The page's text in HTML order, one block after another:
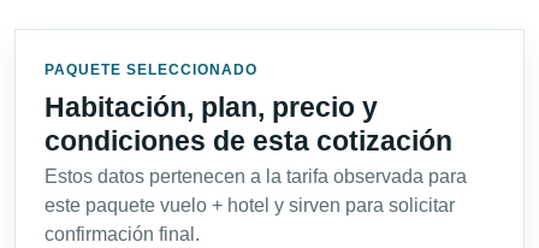
PAQUETE SELECCIONADO
Habitación, plan, precio y
condiciones de esta cotización
Estos datos pertenecen a la tarifa observada para
este paquete vuelo + hotel y sirven para solicitar
confirmación final.